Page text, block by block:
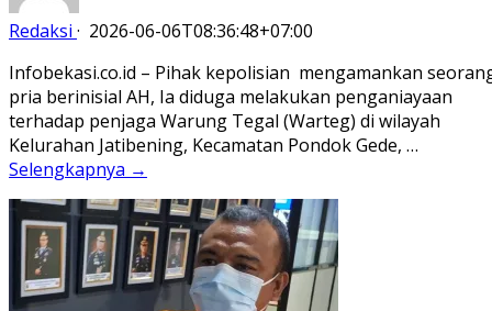
Redaksi · 2026-06-06T08:36:48+07:00
Infobekasi.co.id – Pihak kepolisian mengamankan
pria berinisial AH, Ia diduga melakukan penganiayaan
terhadap penjaga Warung Tegal (Warteg) di wilayah
Kelurahan Jatibening, Kecamatan Pondok Gede, …
Selengkapnya →